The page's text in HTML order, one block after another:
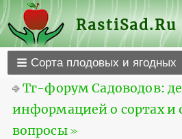
RastiSad.Ru
Сорта плодовых и ягодных
⎆Тг-форум Садоводов:
информацией о сортах и
вопросы ≫